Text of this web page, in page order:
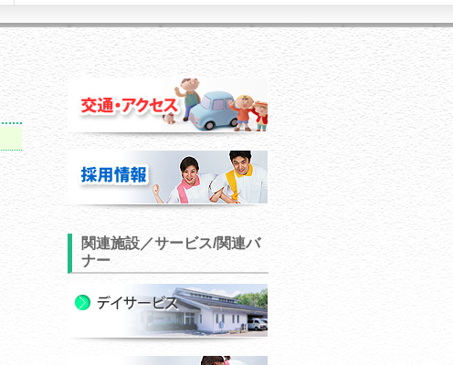
関連施設／サービス/関連バ
ナー